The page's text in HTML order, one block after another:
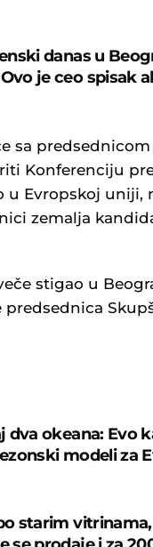
danas u
je ceo spisak
sa
Konferenciju
u Evropskoj uniji,
zemalja
stigao u
predsednica
dva okeana: Evo
modeli za
starim